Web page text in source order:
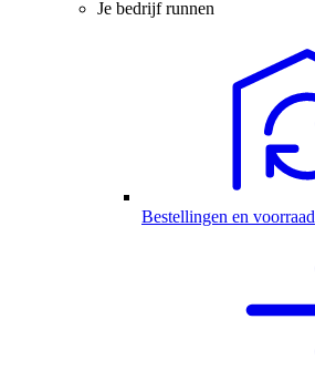
Je bedrijf runnen
Bestellingen en voorraad